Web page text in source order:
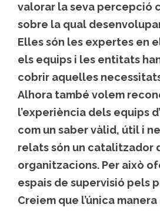
valorar la seva percepció
sobre la qual
Elles són les expertes en
els equips i les entitats
cobrir aquelles
Alhora també volem
l’experiència dels equips
com un saber vàlid, útil i
relats són un catalitzador
organitzacions. Per això
espais de supervisió pels
Creiem que l’única